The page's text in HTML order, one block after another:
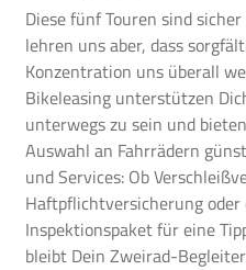
Diese fünf Touren sind
lehren uns aber, dass
Konzentration uns überall
Bikeleasing unterstützen
unterwegs zu sein und
Auswahl an Fahrrädern
und Services: Ob
Haftpflichtversicherung oder
Inspektionspaket für eine
bleibt Dein Zweirad-